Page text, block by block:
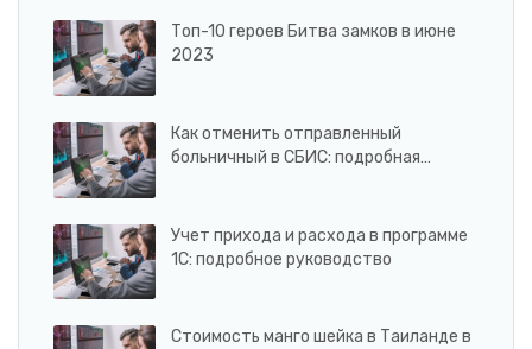
Топ-10 героев Битва замков в июне
2023
Как отменить отправленный
больничный в СБИС: подробная…
Учет прихода и расхода в программе
1С: подробное руководство
Стоимость манго шейка в Таиланде в